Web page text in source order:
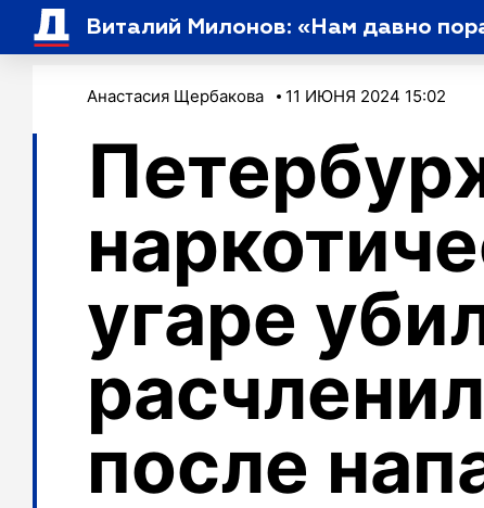
Виталий Милонов: «Нам давно
Анастасия Щербакова 11 ИЮНЯ 2024 15:02
угаре
после